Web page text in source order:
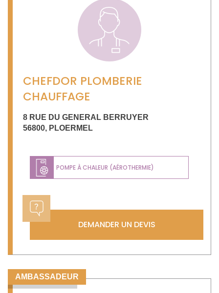
CHEFDOR PLOMBERIE
CHAUFFAGE
8 RUE DU GENERAL BERRUYER
56800, PLOERMEL
POMPE À CHALEUR (AÉROTHERMIE)
DEMANDER UN DEVIS
AMBASSADEUR